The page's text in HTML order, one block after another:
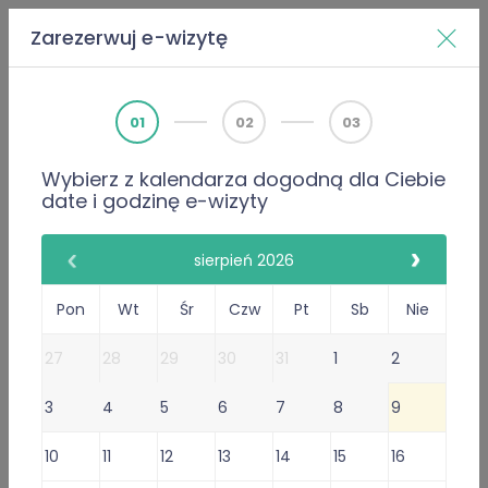
Doktorzy Łukasz Trzeciak
PWZ 3608295
Internista Lekarz rodzinny
Łukasz Trzeciak
646 Opinie
645 poleceń lekarza
Przyjmuje w: Czw, Pt, Pon, Wt
Sprawdź
inne terminy
Zarezerwuj e-wizytę
01 02 03
Wybierz z kalendarza dogodną dla Ciebie
date i godzinę e-wizyty
sierpień 2026
Pon Wt Śr Czw Pt Sb Nie
27 28 29 30 31 1 2
3 4 5 6 7 8 9
10 11 12 13 14 15 16